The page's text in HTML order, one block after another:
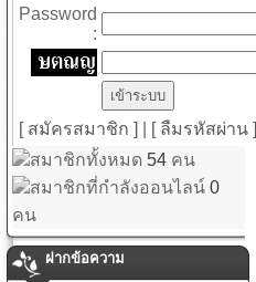
Password
:
[ สมัครสมาชิก ]
[ ลืมรหัสผ่าน ]
สมาชิกทั้งหมด 54 คน
สมาชิกที่กำลังออนไลน์ 0
คน
ฝากข้อความ